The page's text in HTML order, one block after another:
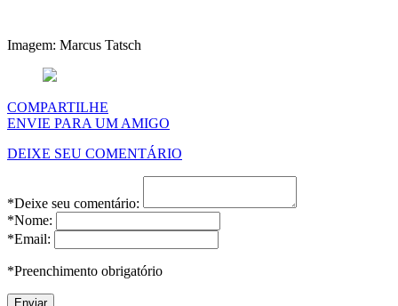
Imagem: Marcus Tatsch
COMPARTILHE
ENVIE PARA UM AMIGO
DEIXE SEU COMENTÁRIO
*Deixe seu comentário:
*Nome:
*Email:
*Preenchimento obrigatório